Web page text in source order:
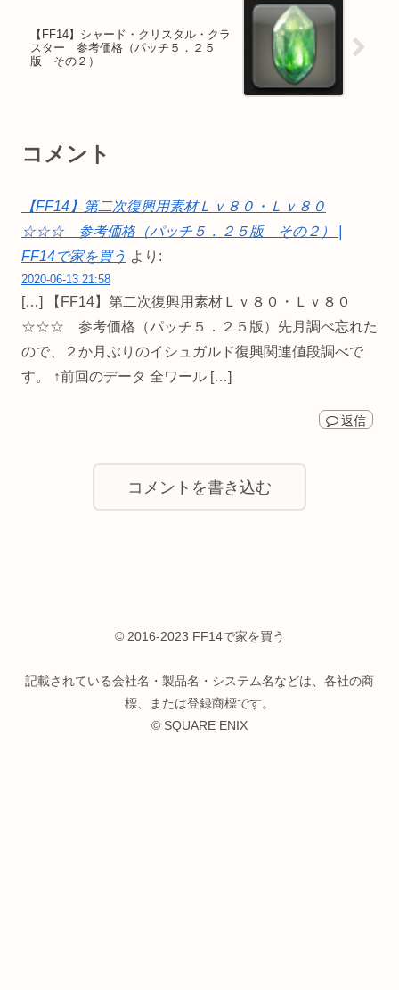
【FF14】シャード・クリスタル・クラ
スター 参考価格（パッチ５．２５
版 その２）
コメント
【FF14】第二次復興用素材Ｌｖ８０・Ｌｖ８０
☆☆☆ 参考価格（パッチ５．２５版 その２） |
FF14で家を買う より:
2020-06-13 21:58
[…] 【FF14】第二次復興用素材Ｌｖ８０・Ｌｖ８０
☆☆☆ 参考価格（パッチ５．２５版）先月調べ忘れた
ので、２か月ぶりのイシュガルド復興関連値段調べで
す。 ↑前回のデータ 全ワール […]
返信
コメントを書き込む
© 2016-2023 FF14で家を買う
記載されている会社名・製品名・システム名などは、各社の商
標、または登録商標です。
© SQUARE ENIX